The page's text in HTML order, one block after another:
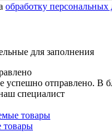
обработку
для заполнения
успешно отправлено. В
специалист
товары
товары